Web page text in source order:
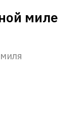
миле